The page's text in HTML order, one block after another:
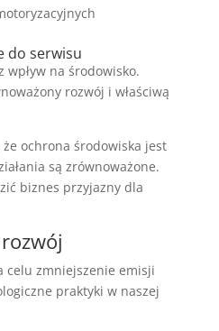
do serwisu
wpływ na środowisko.
rozwój i właściwą
że ochrona środowiska jest
są zrównoważone.
biznes przyjazny dla
celu zmniejszenie emisji
praktyki w naszej